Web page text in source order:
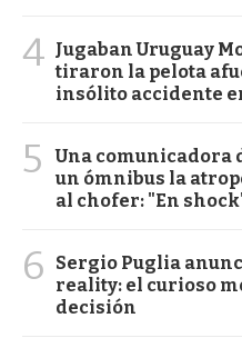
4 Jugaban Uruguay
tiraron la pelota
insólito accidente
5
Una comunicadora
un ómnibus la
al chofer: "En
6
Sergio Puglia
reality: el curioso
decisión